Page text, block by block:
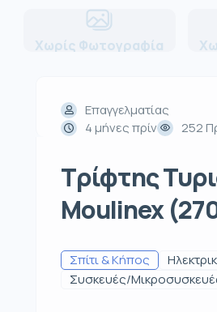
Χωρίς Φωτογραφία
Επαγγελματίας
4 μήνες πρίν
252
Τρίφτης
Moulinex
Σπίτι & Κήπος
Συσκευές/